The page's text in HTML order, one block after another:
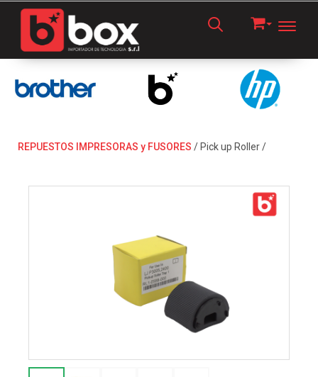
REPUESTOS IMPRESORAS y FUSORES / Pick up Roller/